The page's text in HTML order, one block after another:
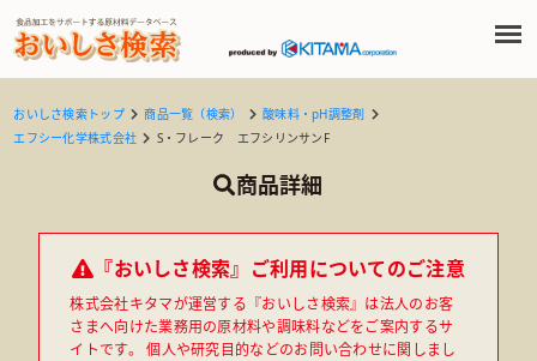
おいしさ検索トップ 商品一覧（検索）
酸味料・pH調整剤
エフシー化学株式会社
S・フレーク エフシリンサンF
商品詳細
『おいしさ検索』ご利用についてのご注意
株式会社キタマが運営する『おいしさ検索』は法人のお客
さまへ向けた業務用の原材料や調味料などをご案内するサ
イトです。 個人や研究目的などのお問い合わせに関しまし